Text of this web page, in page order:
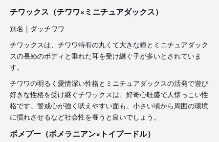
チワックス（チワワ×ミニチュアダックス）
別名｜ダッチワワ
チワックスは、チワワ特有の丸くて大きな瞳とミニチュアダック
スの長めのボディと垂れた耳を受け継ぐ子が多いとされていま
す。
チワワの明るく愛情深い性格とミニチュアダックスの活発で遊び
好きな性格を受け継ぐチワックスは、好奇心旺盛で人懐っこい性
格です。警戒心が強く吠えやすい面も。小さい頃から周囲の環境
に慣れさせるなど社会性を養うと良いでしょう。
ポメプー（ポメラニアン×トイプードル）